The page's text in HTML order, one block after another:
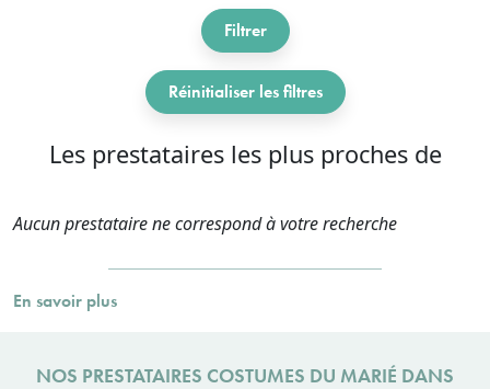
Filtrer
Réinitialiser les filtres
Les prestataires les plus proches de
Aucun prestataire ne correspond à votre recherche
En savoir plus
NOS PRESTATAIRES COSTUMES DU MARIÉ DANS